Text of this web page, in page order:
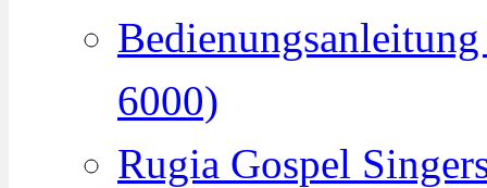
6000)
Rugia Gospel